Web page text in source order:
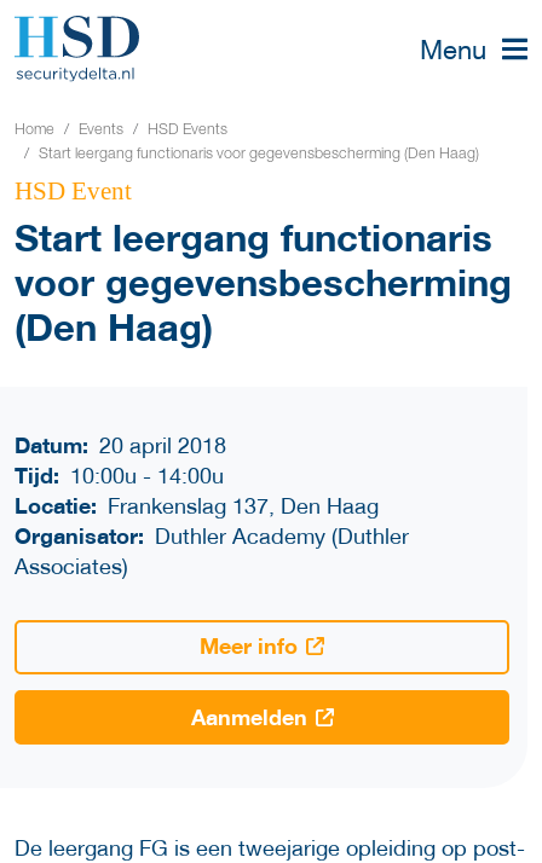
Menu
Home Events
HSD Events
Start leergang functionaris voor gegevensbescherming (Den Haag)
HSD Event
Start leergang functionaris
voor gegevensbescherming
(Den Haag)
Datum: 20 april 2018
Tijd: 10:00u- 14:00u
Locatie: Frankenslag 137, Den Haag
Organisator: Duthler Academy (Duthler
Associates)
Meer info
Aanmelden
De leergang FG is een tweejarige opleiding op post-